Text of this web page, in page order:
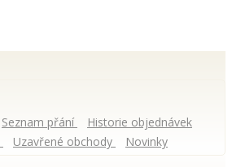
Seznam přání
Historie objednávek
Uzavřené obchody Novinky